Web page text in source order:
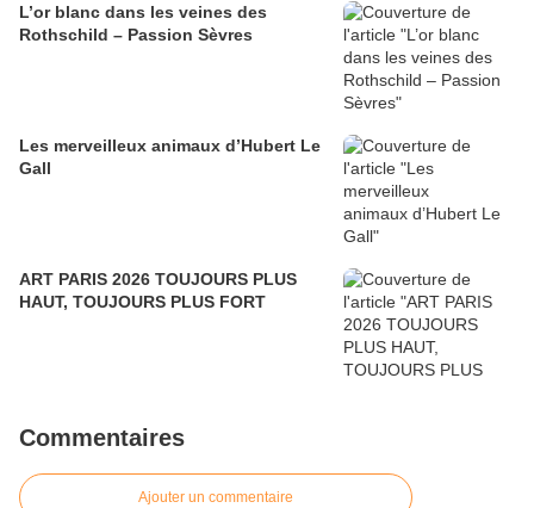
L’or blanc dans les veines des
Rothschild – Passion Sèvres
Les merveilleux animaux d’Hubert Le
Gall
ART PARIS 2026 TOUJOURS PLUS
HAUT, TOUJOURS PLUS FORT
Commentaires
Ajouter un commentaire